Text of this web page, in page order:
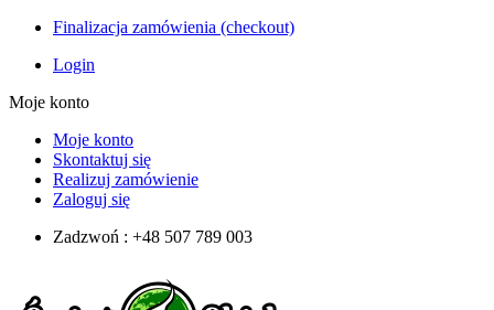
Finalizacja zamówienia (checkout)
Login
Moje konto
Moje konto
Skontaktuj się
Realizuj zamówienie
Zaloguj się
Zadzwoń : +48 507 789 003